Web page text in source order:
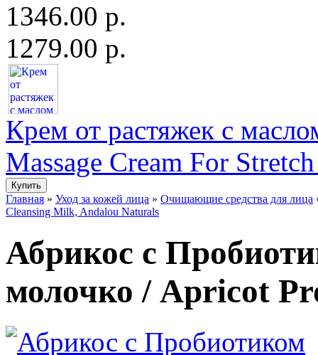
1346.00 р.
1279.00 р.
Крем от растяжек с
Massage Cream For
Главная » Уход за кожей лица » Очищающие средства для лица
Cleansing Milk, Andalou Naturals
Абрикос с
молочко / Apricot